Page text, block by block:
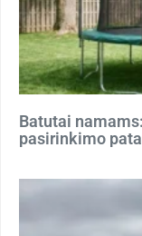
Batutai
pasirinkimo